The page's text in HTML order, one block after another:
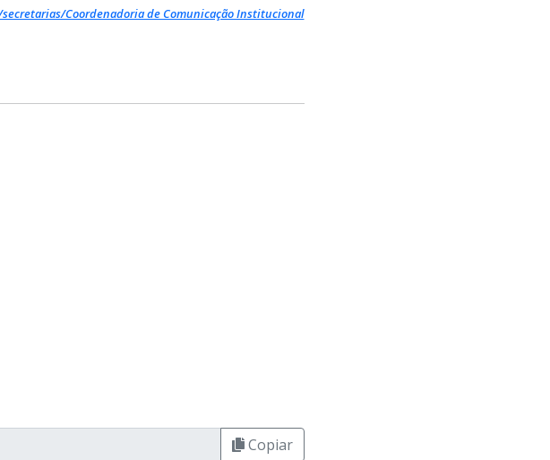
Coordenadoria de Comunicação Institucional
Copiar